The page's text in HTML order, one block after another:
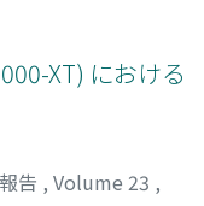
XT) における
告 , Volume 23 ,